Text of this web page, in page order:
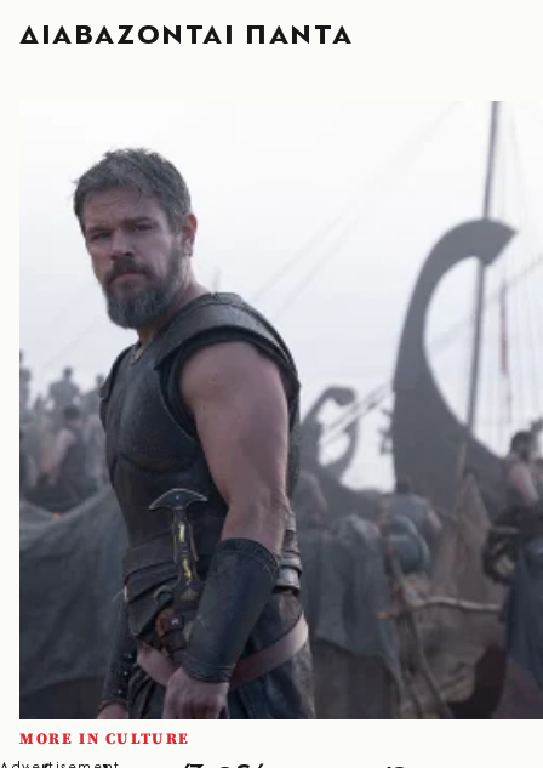
ΔΙΑΒΑΖΟΝΤΑΙ ΠΑΝΤΑ
MORE IN CULTURE